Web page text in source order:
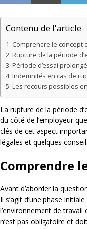
Contenu de l'article
Comprendre le concept
Rupture de la période
Période d’essai
Indemnités en cas de
Les recours possibles
La rupture de la période
du côté de l’employeur
clés de cet aspect
légales et quelques
Comprendre
Avant d’aborder la
Il s’agit d’une phase
l’environnement de
n’est pas obligatoire et